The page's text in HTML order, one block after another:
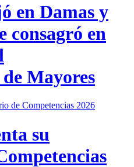
en Damas y
consagró en
Mayores
su